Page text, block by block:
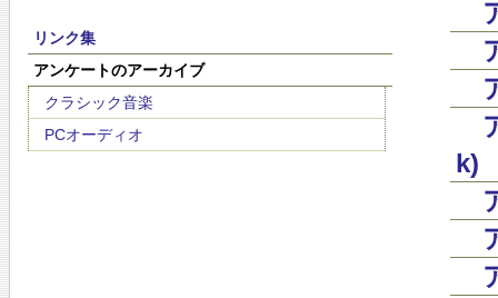
リンク集
アンケートのアーカイブ
クラシック音楽
PCオーディオ
k)